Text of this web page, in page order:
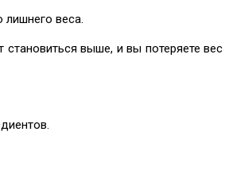
веса.
становиться выше, и вы потеряете вес